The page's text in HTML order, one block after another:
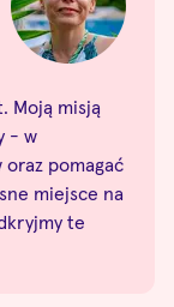
Moją misją
- w
pomagać
miejsce na
te